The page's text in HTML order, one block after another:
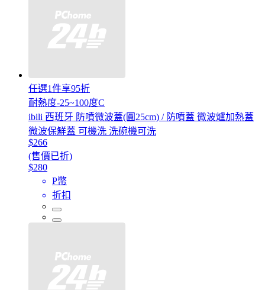
任選1件享95折
耐熱度-25~100度C
ibili 西班牙 防噴微波蓋(圓25cm) / 防噴蓋 微波爐加熱蓋
微波保鮮蓋 可機洗 洗碗機可洗
$266
(售價已折)
$280
P幣
折扣